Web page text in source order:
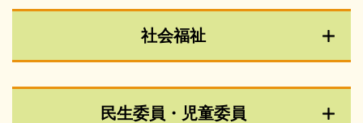
社会福祉
民生委員・児童委員